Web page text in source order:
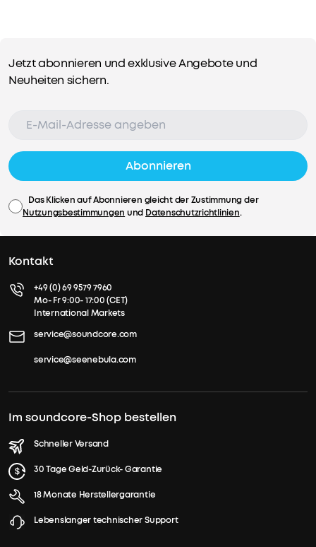
Jetzt abonnieren und exklusive Angebote und
Neuheiten sichern.
Abonnieren
Das Klicken auf Abonnieren gleicht der Zustimmung der
Nutzungsbestimmungen und Datenschutzrichtlinien.
Kontakt
+49 (0) 69 9579 7960
Mo- Fr 9:00- 17:00 (CET)
International Markets
service@soundcore.com
service@seenebula.com
Im soundcore-Shop bestellen
Schneller Versand
30 Tage Geld-Zurück- Garantie
18 Monate Herstellergarantie
Lebenslanger technischer Support